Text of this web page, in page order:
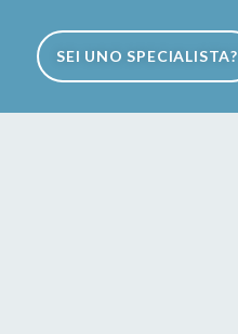
SEI UNO SPECIALISTA?